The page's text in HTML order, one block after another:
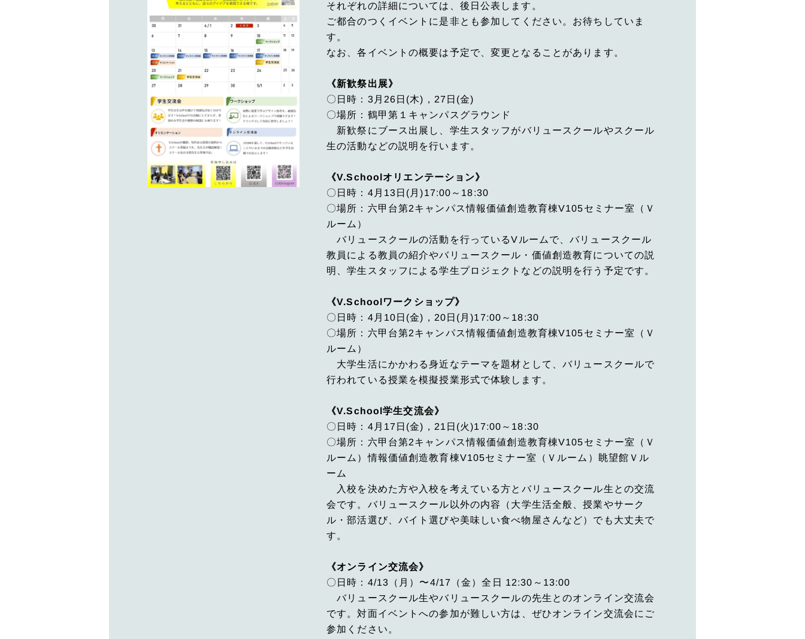
それぞれの詳細については、後日公表します。
ご都合のつくイベントに是非とも参加してください。お待ちしていま
す。
なお、各イベントの概要は予定で、変更となることがあります。
《新歓祭出展》
〇日時：3月26日(木)，27日(金)
〇場所：鶴甲第１キャンパスグラウンド
新歓祭にブース出展し、学生スタッフがバリュースクールやスクール
生の活動などの説明を行います。
《V.Schoolオリエンテーション》
〇日時：4月13日(月)17:00～18:30
〇場所：六甲台第2キャンパス情報価値創造教育棟V105セミナー室（Ｖ
ルーム）
バリュースクールの活動を行っているVルームで、バリュースクール
教員による教員の紹介やバリュースクール・価値創造教育についての説
明、学生スタッフによる学生プロジェクトなどの説明を行う予定です。
《V.Schoolワークショップ》
〇日時：4月10日(金)，20日(月)17:00～18:30
〇場所：六甲台第2キャンパス情報価値創造教育棟V105セミナー室（Ｖ
ルーム）
大学生活にかかわる身近なテーマを題材として、バリュースクールで
行われている授業を模擬授業形式で体験します。
《V.School学生交流会》
〇日時：4月17日(金)，21日(火)17:00～18:30
〇場所：六甲台第2キャンパス情報価値創造教育棟V105セミナー室（Ｖ
ルーム）情報価値創造教育棟V105セミナー室（Ｖルーム）眺望館Ｖル
ーム
入校を決めた方や入校を考えている方とバリュースクール生との交流
会です。バリュースクール以外の内容（大学生活全般、授業やサーク
ル・部活選び、バイト選びや美味しい食べ物屋さんなど）でも大丈夫で
す。
《オンライン交流会》
〇日時：4/13（月）〜4/17（金）全日 12:30～13:00
バリュースクール生やバリュースクールの先生とのオンライン交流会
です。対面イベントへの参加が難しい方は、ぜひオンライン交流会にご
参加ください。